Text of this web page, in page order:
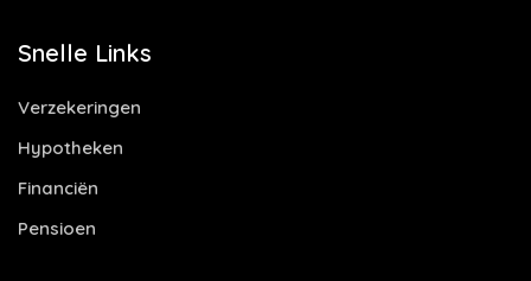
Snelle Links
Verzekeringen
Hypotheken
Financiën
Pensioen